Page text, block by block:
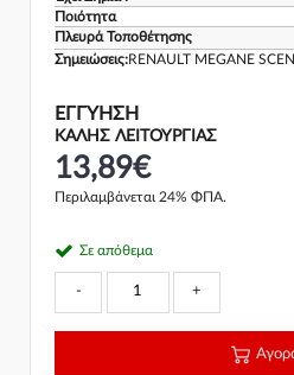
Ποιότητα
Πλευρά Τοποθέτησης
Σημειώσεις:RENAULT MEGANE
ΕΓΓΎΗΣΗ
ΚΑΛΗΣ ΛΕΙΤΟΥΡΓΙΑΣ
13,89€
Περιλαμβάνεται 24% ΦΠΑ.
Σε απόθεμα
- +